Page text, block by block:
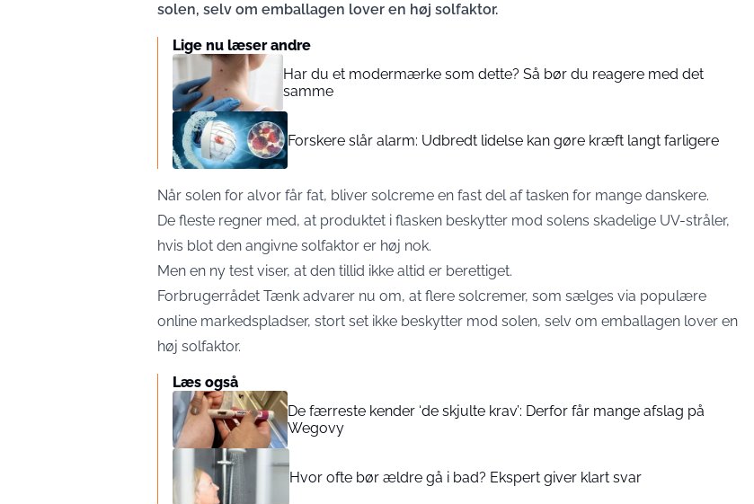
solen, selv om emballagen lover en høj solfaktor.
Lige nu læser andre
Har du et modermærke som dette? Så bør du reagere med det
samme
Forskere slår alarm: Udbredt lidelse kan gøre kræft langt farligere
Når solen for alvor får fat, bliver solcreme en fast del af tasken for mange danskere.
De fleste regner med, at produktet i flasken beskytter mod solens skadelige UV-stråler,
hvis blot den angivne solfaktor er høj nok.
Men en ny test viser, at den tillid ikke altid er berettiget.
Forbrugerrådet Tænk advarer nu om, at flere solcremer, som sælges via populære
online markedspladser, stort set ikke beskytter mod solen, selv om emballagen lover en
høj solfaktor.
Læs også
De færreste kender ‘de skjulte krav’: Derfor får mange afslag på
Wegovy
Hvor ofte bør ældre gå i bad? Ekspert giver klart svar